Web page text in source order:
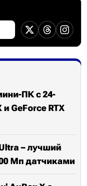
ПК c 24-
GeForce RTX
– лучший
Мп датчиками